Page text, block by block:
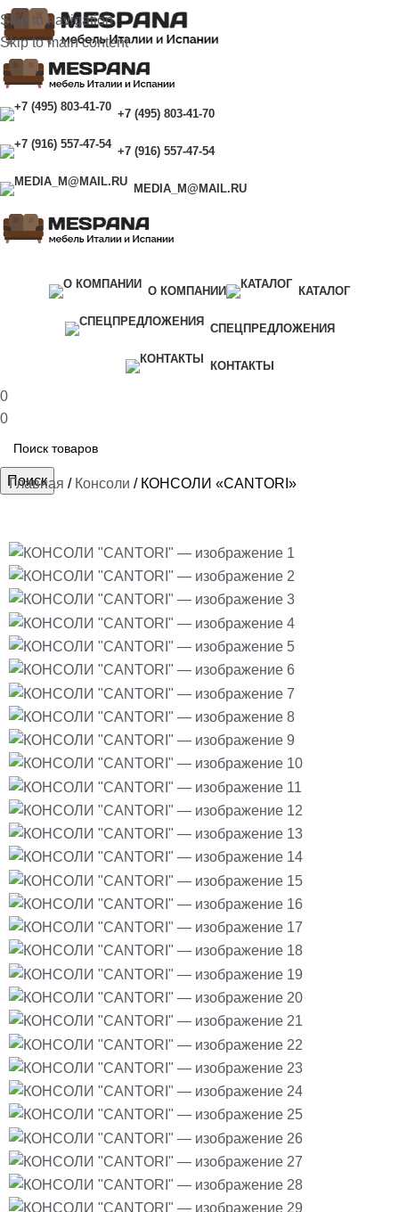
Skip to navigation
Skip to main content
+7 (495) 803-41-70
+7 (916) 557-47-54
MEDIA_M@MAIL.RU
О КОМПАНИИ КАТАЛОГ
СПЕЦПРЕДЛОЖЕНИЯ
КОНТАКТЫ
0
0
Поиск
Главная Консоли КОНСОЛИ «CANTORI»